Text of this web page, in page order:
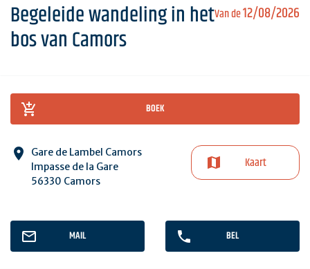
Van de12/08/2026
Begeleide wandeling in het
bos van Camors
BOEK
Gare de Lambel Camors
Impasse de la Gare
56330 Camors
Kaart
MAIL BEL